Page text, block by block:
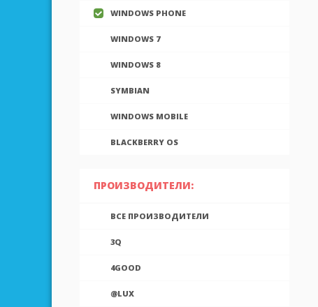
WINDOWS PHONE
WINDOWS 7
WINDOWS 8
SYMBIAN
WINDOWS MOBILE
BLACKBERRY OS
ПРОИЗВОДИТЕЛИ:
ВСЕ ПРОИЗВОДИТЕЛИ
3Q
4GOOD
@LUX